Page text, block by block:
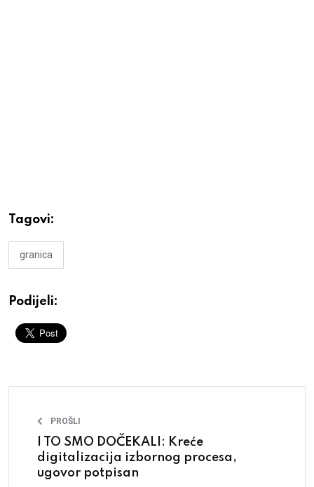
Tagovi:
granica
Podijeli:
PROŠLI
I TO SMO DOČEKALI: Kreće
digitalizacija izbornog procesa,
ugovor potpisan